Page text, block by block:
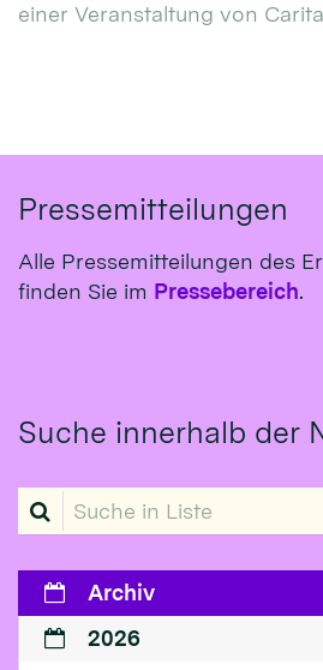
einer Veranstaltung von
Pressemitteilungen
Alle Pressemitteilungen des
finden Sie im Pressebereich.
Suche innerhalb der
Suche in Liste
Archiv
2026